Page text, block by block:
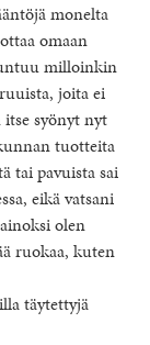
monelta
omaan
milloinkin
joita ei
syönyt nyt
tuotteita
tai pavuista sai
eikä vatsani
olen
ruokaa, kuten
täytettyjä